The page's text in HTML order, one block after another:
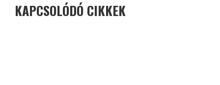
KAPCSOLÓDÓ CIKKEK